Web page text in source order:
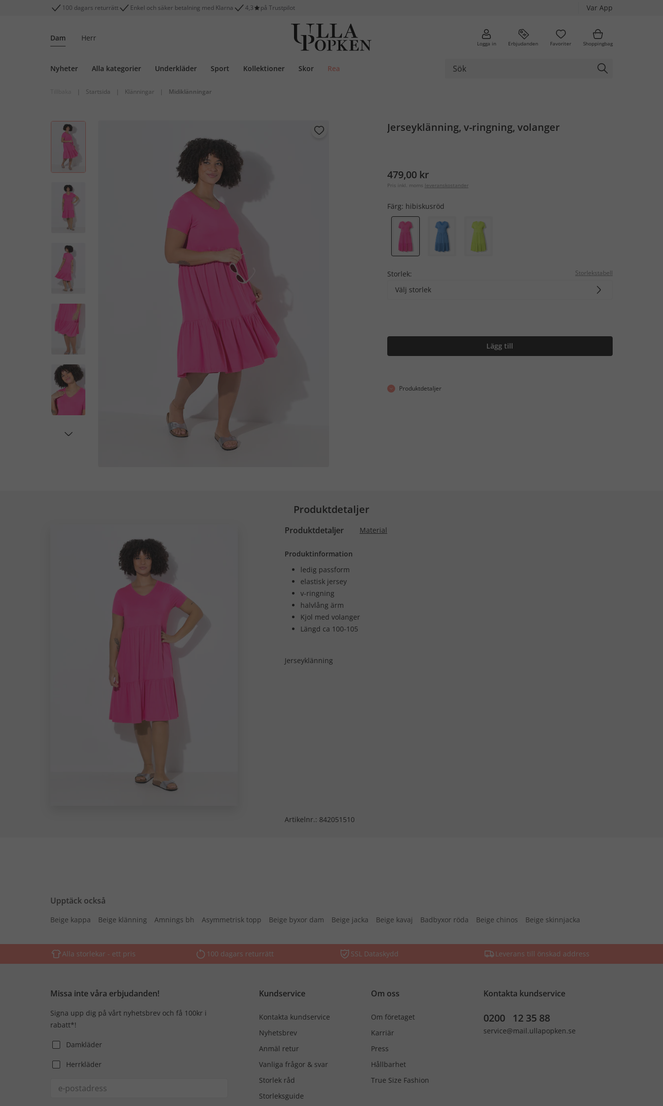
100 dagars returrätt Enkel och säker betalning med Klarna 4,3 på Trustpilot Var App
Dam Herr
Logga in Erbjudanden Favoriter Shoppingbag
Nyheter Alla kategorier Underkläder Sport Kollektioner Skor Rea
| Startsida | Klänningar | Midiklänningar
Jerseyklänning, v-ringning, volanger
479,00 kr
Pris inkl. moms leveranskostander
Färg: hibiskusröd
Storlek: Storlekstabell
Välj storlek
Lägg till
Produktdetaljer
Produktdetaljer
Produktdetaljer Material
Produktinformation
ledig passform
elastisk jersey
v-ringning
halvlång ärm
Kjol med volanger
Längd ca 100-105
Jerseyklänning
Artikelnr.: 842051510
Upptäck också
Beige kappa Beige klänning Amnings bh Asymmetrisk topp Beige byxor dam Beige jacka Beige kavaj Badbyxor röda Beige chinos Beige skinnjacka
Alla storlekar - ett pris 100 dagars returrätt SSL Dataskydd Leverans till önskad address
Missa inte våra erbjudanden!
Signa upp dig på vårt nyhetsbrev och få 100kr i
rabatt*!
Damkläder
Herrkläder
Kundservice
Kontakta kundservice
Nyhetsbrev
Anmäl retur
Vanliga frågor & svar
Storlek råd
Storleksguide
Om oss
Om företaget
Karriär
Press
Hållbarhet
True Size Fashion
Kontakta kundservice
0200 12 35 88
service@mail.ullapopken.se